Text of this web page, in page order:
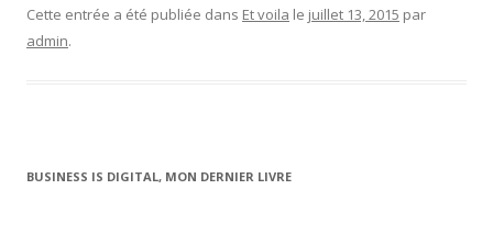
Cette entrée a été publiée dans Et voila le juillet 13, 2015 par
admin.
BUSINESS IS DIGITAL, MON DERNIER LIVRE